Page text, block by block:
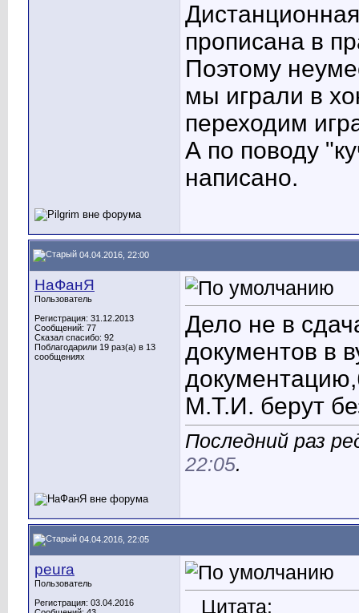
прописана в
Поэтому
мы играли в
переходим
А по поводу
написано.
04.04.2016, 22:00
НаФанЯ
Пользователь
Регистрация: 31.12.2013
Сообщений: 77
Сказал спасибо: 92
Поблагодарили 19 раз(а) в 13
сообщениях
Дело не в
документов в
М.Т.И. берут
Последний раз
22:05.
04.04.2016, 22:05
peura
Пользователь
Регистрация: 03.04.2016
Цитата: